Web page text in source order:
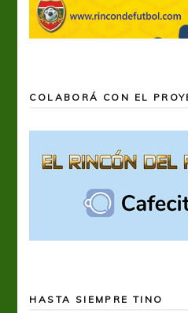
COLABORÁ CON EL
HASTA SIEMPRE TINO